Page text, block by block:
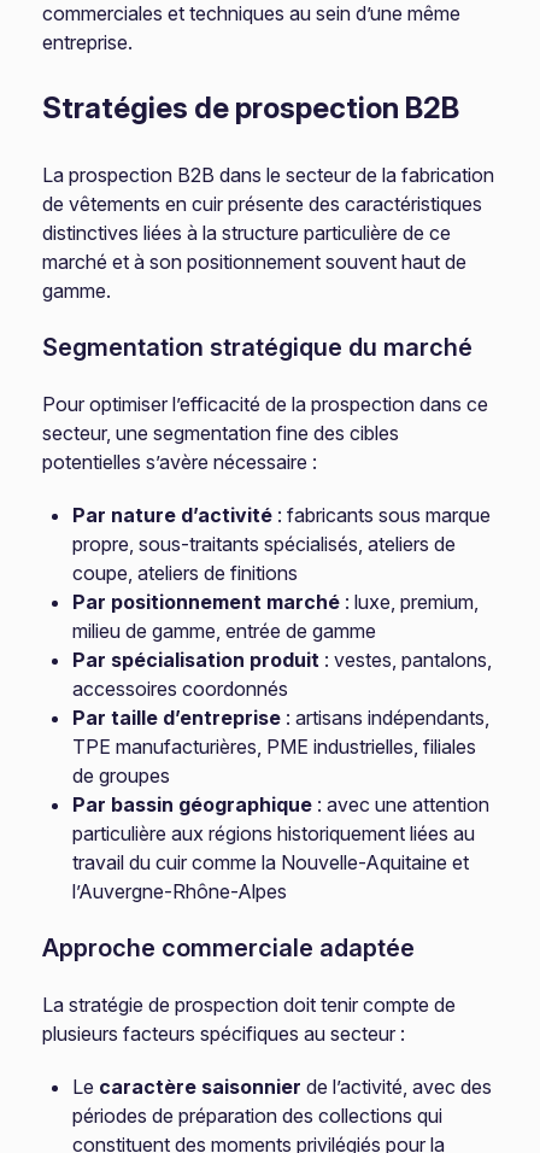
commerciales et techniques au sein d’une même
entreprise.
Stratégies de prospection B2B
La prospection B2B dans le secteur de la fabrication
de vêtements en cuir présente des caractéristiques
distinctives liées à la structure particulière de ce
marché et à son positionnement souvent haut de
gamme.
Segmentation stratégique du marché
Pour optimiser l’efficacité de la prospection dans ce
secteur, une segmentation fine des cibles
potentielles s’avère nécessaire :
Par nature d’activité : fabricants sous marque
propre, sous-traitants spécialisés, ateliers de
coupe, ateliers de finitions
Par positionnement marché : luxe, premium,
milieu de gamme, entrée de gamme
Par spécialisation produit : vestes, pantalons,
accessoires coordonnés
Par taille d’entreprise : artisans indépendants,
TPE manufacturières, PME industrielles, filiales
de groupes
Par bassin géographique : avec une attention
particulière aux régions historiquement liées au
travail du cuir comme la Nouvelle-Aquitaine et
l’Auvergne-Rhône-Alpes
Approche commerciale adaptée
La stratégie de prospection doit tenir compte de
plusieurs facteurs spécifiques au secteur :
Le caractère saisonnier de l’activité, avec des
périodes de préparation des collections qui
constituent des moments privilégiés pour la